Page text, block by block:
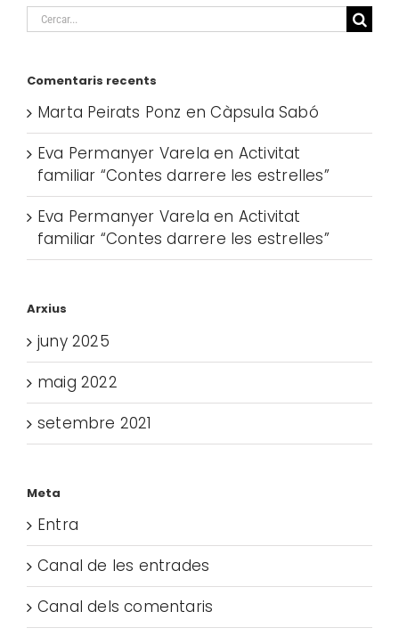
Cerca
…
Comentaris recents
Marta Peirats Ponz enCàpsula Sabó
Eva Permanyer Varela en Activitat
familiar “Contes darrere les estrelles”
Eva Permanyer Varela en Activitat
familiar “Contes darrere les estrelles”
Arxius
juny 2025
maig 2022
setembre 2021
Meta
Entra
Canal de les entrades
Canal dels comentaris